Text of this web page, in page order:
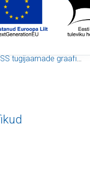
tugijaamade graafikud